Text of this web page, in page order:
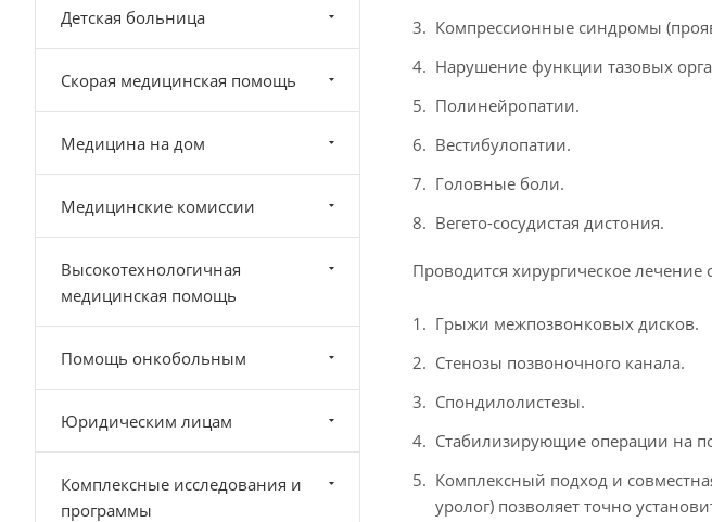
Компрессионные синдромы
Нарушение функции тазовых
Полинейропатии.
Вестибулопатии.
Головные боли.
Вегето-сосудистая дистония.
Проводится хирургическое
Грыжи межпозвонковых дисков.
Стенозы позвоночного канала.
Спондилолистезы.
Стабилизирующие операции на
Комплексный подход и
уролог) позволяет точно
Детская больница
Скорая медицинская помощь
Медицина на дом
Медицинские комиссии
Высокотехнологичная
медицинская помощь
Помощь онкобольным
Юридическим лицам
Комплексные исследования и
программы